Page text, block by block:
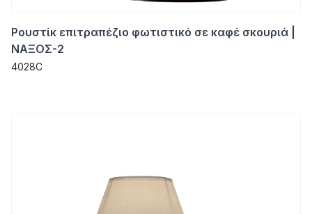
Ρουστίκ επιτραπέζιο φωτιστικό σε καφέ σκουριά |
ΝΑΞΟΣ-2
4028C